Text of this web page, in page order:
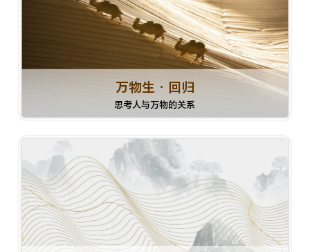
万物生 · 回归
思考人与万物的关系